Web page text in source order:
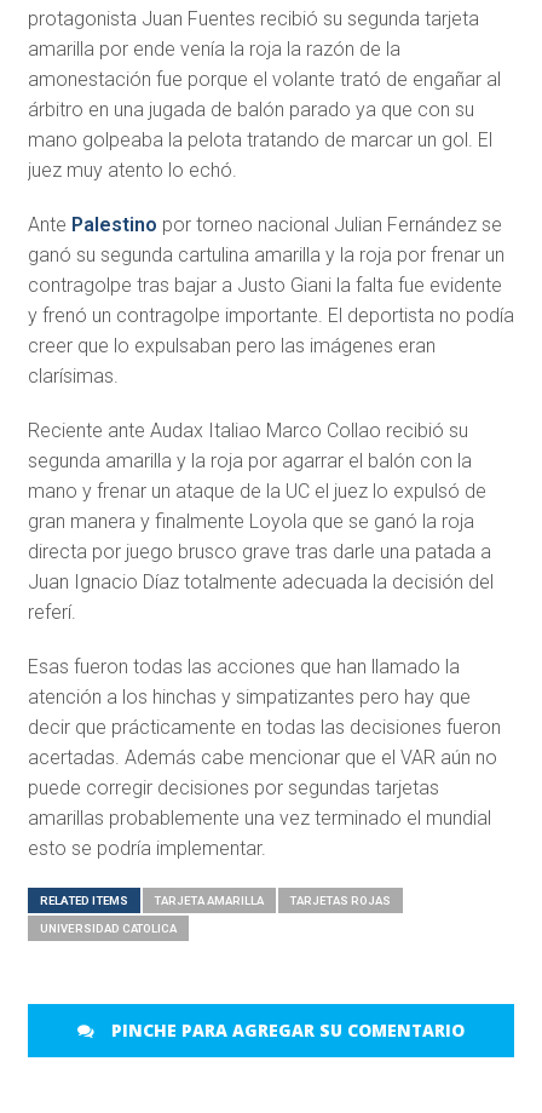
protagonista Juan Fuentes recibió su segunda tarjeta
amarilla por ende venía la roja la razón de la
amonestación fue porque el volante trató de engañar al
árbitro en una jugada de balón parado ya que con su
mano golpeaba la pelota tratando de marcar un gol. El
juez muy atento lo echó.
Ante Palestino por torneo nacional Julian Fernández se
ganó su segunda cartulina amarilla y la roja por frenar un
contragolpe tras bajar a Justo Giani la falta fue evidente
y frenó un contragolpe importante. El deportista no podía
creer que lo expulsaban pero las imágenes eran
clarísimas.
Reciente ante Audax Italiao Marco Collao recibió su
segunda amarilla y la roja por agarrar el balón con la
mano y frenar un ataque de la UC el juez lo expulsó de
gran manera y finalmente Loyola que se ganó la roja
directa por juego brusco grave tras darle una patada a
Juan Ignacio Díaz totalmente adecuada la decisión del
referí.
Esas fueron todas las acciones que han llamado la
atención a los hinchas y simpatizantes pero hay que
decir que prácticamente en todas las decisiones fueron
acertadas. Además cabe mencionar que el VAR aún no
puede corregir decisiones por segundas tarjetas
amarillas probablemente una vez terminado el mundial
esto se podría implementar.
RELATED ITEMS TARJETA AMARILLA TARJETAS ROJAS
UNIVERSIDAD CATOLICA
PINCHE PARA AGREGAR SU COMENTARIO